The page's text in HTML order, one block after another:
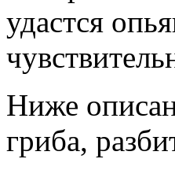
удастся
Ниже
гриба,